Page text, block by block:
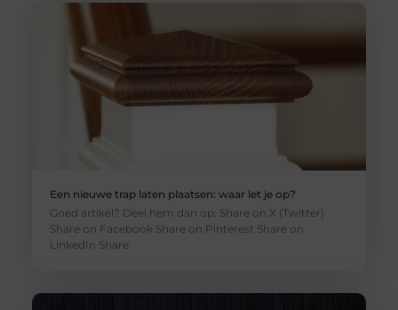
Een nieuwe trap laten plaatsen: waar let je op?
Goed artikel? Deel hem dan op: Share on X (Twitter)
Share on Facebook Share on Pinterest Share on
LinkedIn Share